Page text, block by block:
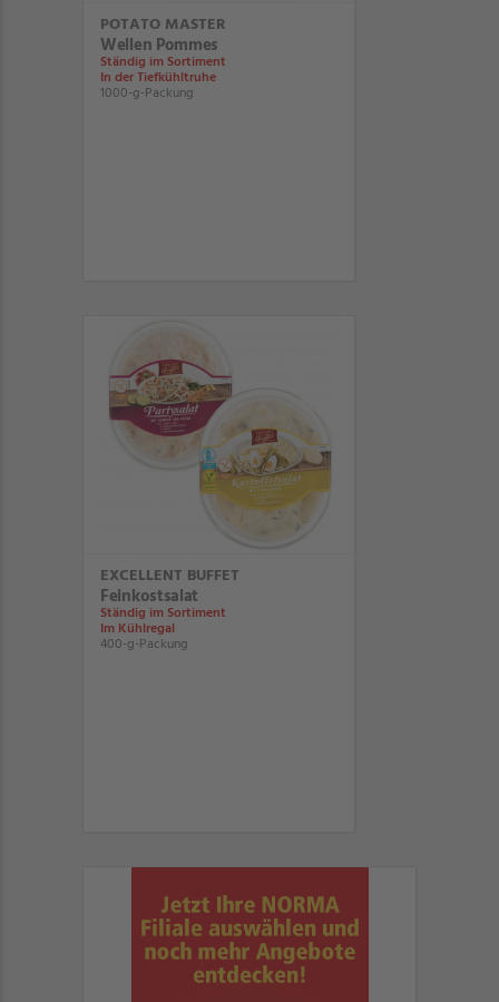
POTATO MASTER
Wellen Pommes
Ständig im Sortiment
In der Tiefkühltruhe
1000-g-Packung
EXCELLENT BUFFET
Feinkostsalat
Ständig im Sortiment
Im Kühlregal
400-g-Packung